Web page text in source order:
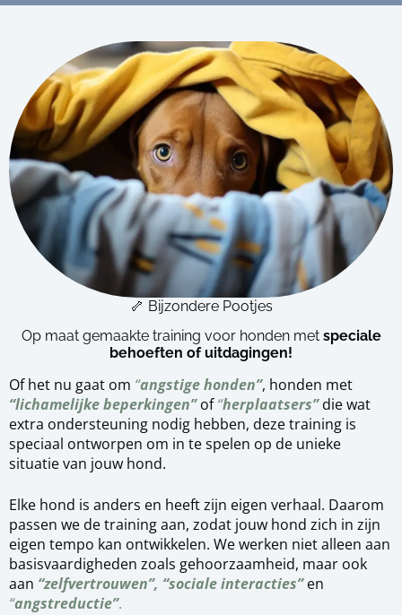
🦴 Bijzondere Pootjes
Op maat gemaakte training voor honden met speciale
behoeften of uitdagingen!
Of het nu gaat om “angstige honden”, honden met
“lichamelijke beperkingen”of“herplaatsers”die wat
extra ondersteuning nodig hebben, deze training is
speciaal ontworpen om in te spelen op de unieke
situatie van jouw hond.
Elke hond is anders en heeft zijn eigen verhaal. Daarom
passen we de training aan, zodat jouw hond zich in zijn
eigen tempo kan ontwikkelen. We werken niet alleen aan
basisvaardigheden zoals gehoorzaamheid, maar ook
aan “zelfvertrouwen”, “sociale interacties”en
“angstreductie”.